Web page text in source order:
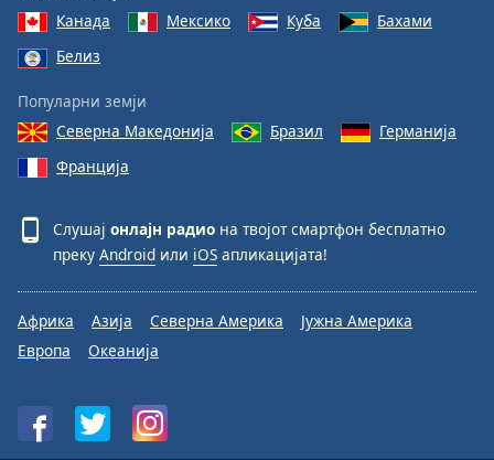
Канада
Мексико Куба
Бахами
Белиз
Популарни земји
Северна Македонија
Бразил
Германија
Франција
Слушај онлајн радио на твојот смартфон бесплатно
преку Android или iOS апликацијата!
Африка Азија Северна Америка
Јужна Америка
Европа
Океанија